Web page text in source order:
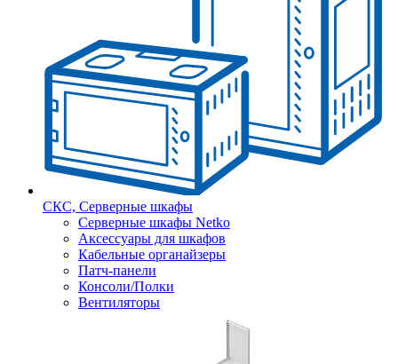
СКС, Серверные шкафы
Серверные шкафы Netko
Аксессуары для шкафов
Кабельные органайзеры
Патч-панели
Консоли/Полки
Вентиляторы